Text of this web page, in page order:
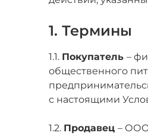
1. Термины
1.1. Покупатель –
общественного
с настоящими
1.2. Продавец – ООО